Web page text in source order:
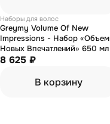
Наборы для волос
Greymy Volume Of New
Impressions - Набор «Объем
Новых Впечатлений» 650 мл
8 625 ₽
В корзину